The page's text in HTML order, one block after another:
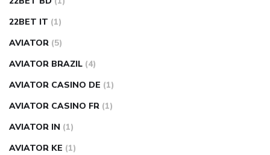
22BET IT (1)
AVIATOR (5)
AVIATOR BRAZIL (4)
AVIATOR CASINO DE (1)
AVIATOR CASINO FR (1)
AVIATOR IN (1)
AVIATOR KE (1)